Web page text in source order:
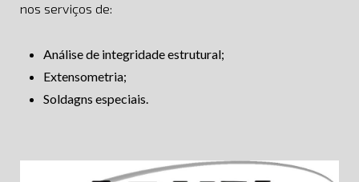
nos serviços de:
Análise de integridade estrutural;
Extensometria;
Soldagns especiais.